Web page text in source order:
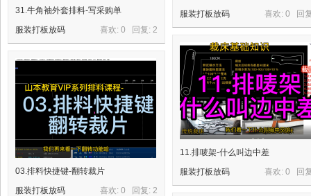
喜欢: 0 回
服装打板放码
31.牛角袖外套排料-写采购单
喜欢: 0 回复: 2
服装打板放码
11.排唛架-什么叫边中差
喜欢: 0 回
服装打板放码
03.排料快捷键-翻转裁片
喜欢: 0 回复: 2
服装打板放码